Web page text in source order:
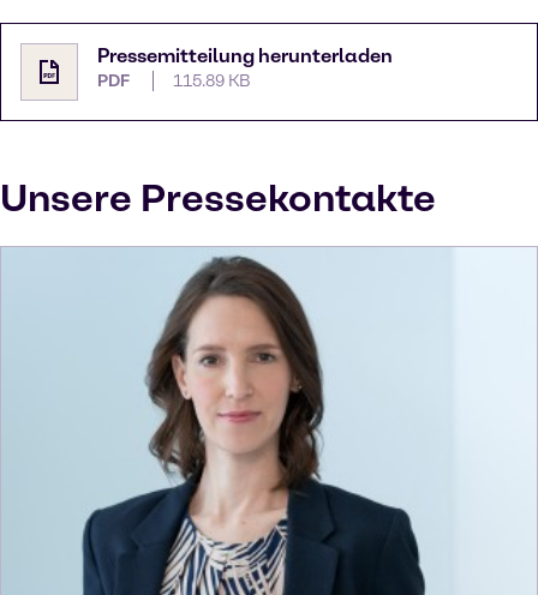
Pressemitteilung herunterladen
PDF 115.89 KB
Unsere Pressekontakte